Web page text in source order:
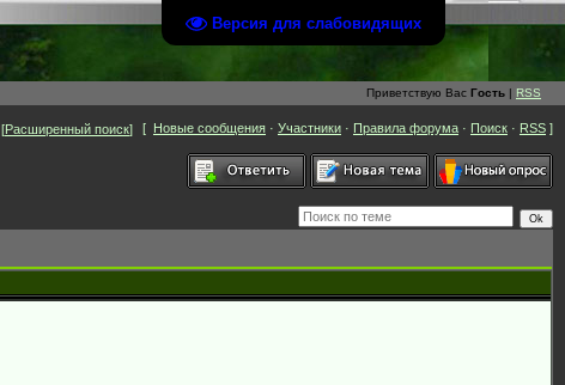
Версия для слабовидящих
Приветствую Вас Гость | RSS
[Расширенный поиск] [ Новые сообщения · Участники · Правила форума · Поиск · RSS ]